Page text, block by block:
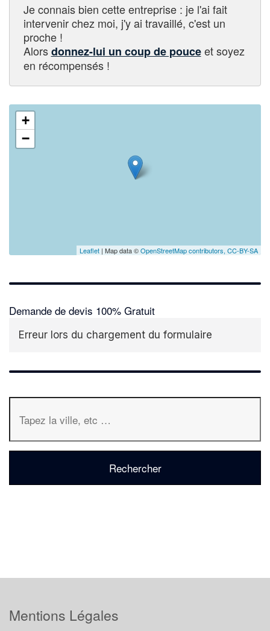
Je connais bien cette entreprise : je l'ai fait
intervenir chez moi, j'y ai travaillé, c'est un
proche !
Alorsdonnez-lui un coup de pouceet soyez
en récompensés !
+
−
Leaflet | Map data ©OpenStreetMap contributors, CC-BY-SA
Demande de devis 100% Gratuit
Erreur lors du chargement du formulaire
Mentions Légales